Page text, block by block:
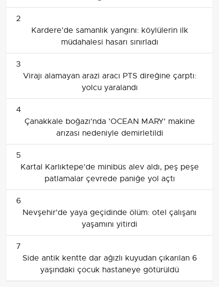
2
Kardere'de samanlık yangını: köylülerin ilk
müdahalesi hasarı sınırladı
3
Virajı alamayan arazi aracı PTS direğine çarptı:
yolcu yaralandı
4
Çanakkale boğazı'nda 'OCEAN MARY' makine
arızası nedeniyle demirletildi
5
Kartal Karlıktepe'de minibüs alev aldı, peş peşe
patlamalar çevrede paniğe yol açtı
6
Nevşehir'de yaya geçidinde ölüm: otel çalışanı
yaşamını yitirdi
7
Side antik kentte dar ağızlı kuyudan çıkarılan 6
yaşındaki çocuk hastaneye götürüldü